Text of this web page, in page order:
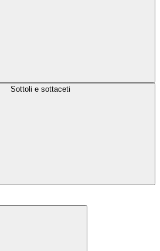
Sottoli e sottaceti